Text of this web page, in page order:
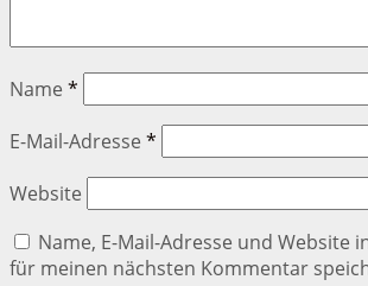
Name *
E-Mail-Adresse *
Website
Name, E-Mail-Adresse und Website
für meinen nächsten Kommentar